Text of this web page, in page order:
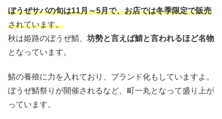
ぼうぜサバの旬は11月～5月で、お店では冬季限定で販売
されています。
秋は姫路のぼうぜ鯖、 坊勢と言えば鯖と言われるほど名物
となっています。
鯖の養殖に力を入れており、ブランド化もしていますよ。
ぼうぜ鯖祭りが開催されるなど、町一丸となって盛り上が
っています。